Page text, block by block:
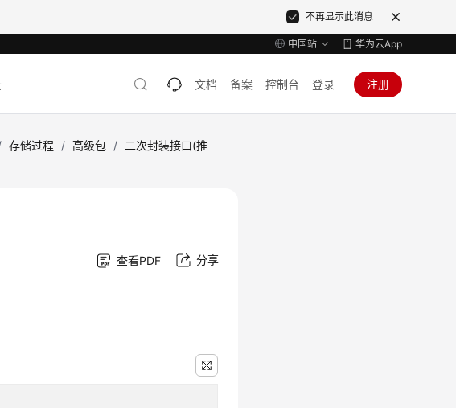
不再显示此消息
中国站 华为云App
文档 备案 控制台 登录 注册
存储过程 / 高级包 /
二次封装接口(推
查看PDF 分享